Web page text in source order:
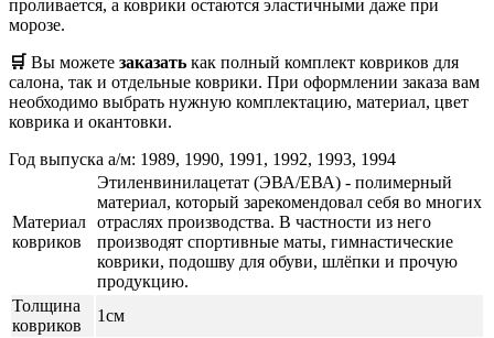
проливается, а коврики остаются эластичными даже при
морозе.
🛒 Вы можете заказать как полный комплект ковриков для
салона, так и отдельные коврики. При оформлении заказа вам
необходимо выбрать нужную комплектацию, материал, цвет
коврика и окантовки.
Год выпуска а/м: 1989, 1990, 1991, 1992, 1993, 1994
Материал
ковриков
Этиленвинилацетат (ЭВА/ЕВА) - полимерный
материал, который зарекомендовал себя во многих
отраслях производства. В частности из него
производят спортивные маты, гимнастические
коврики, подошву для обуви, шлёпки и прочую
продукцию.
Толщина
ковриков
1см